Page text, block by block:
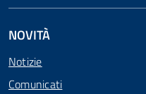
NOVITÀ
Notizie
Comunicati